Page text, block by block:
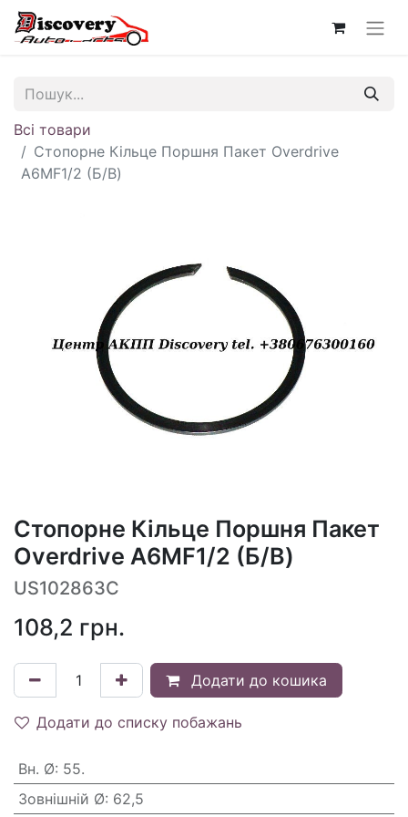
Всі товари
Стопорне Кільце Поршня Пакет Overdrive
A6MF1/2 (Б/В)
Стопорне Кільце Поршня Пакет
Overdrive A6MF1/2 (Б/В)
US102863C
108,2 грн.
Додати до кошика
Додати до списку побажань
Вн. Ø: 55.
Зовнішній Ø: 62,5